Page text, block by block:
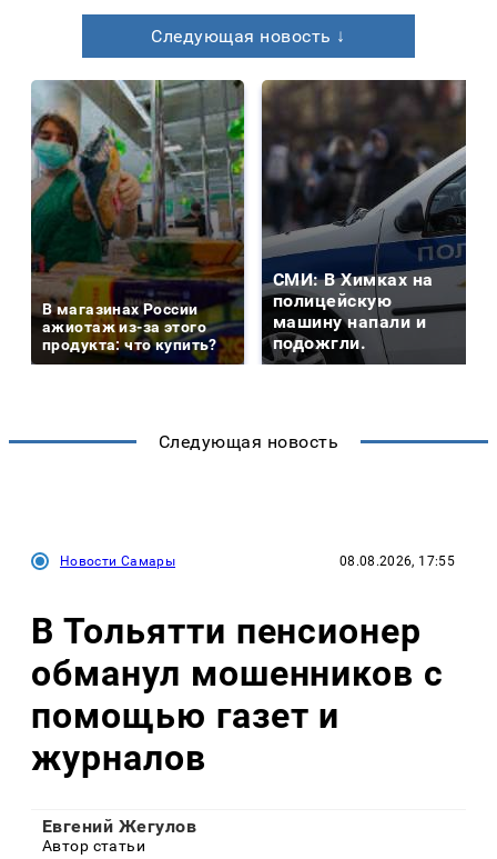
Следующая новость ↓
В магазинах России
ажиотаж из-за этого
продукта: что купить?
СМИ: В Химках на
полицейскую
машину напали и
подожгли.
Следующая новость
Новости Самары 08.08.2026, 17:55
В Тольятти пенсионер
обманул мошенников с
помощью газет и
журналов
Евгений Жегулов
Автор статьи